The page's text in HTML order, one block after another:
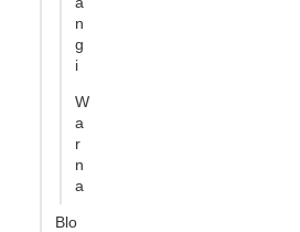
n
g
i
W
a
r
n
a
Blo